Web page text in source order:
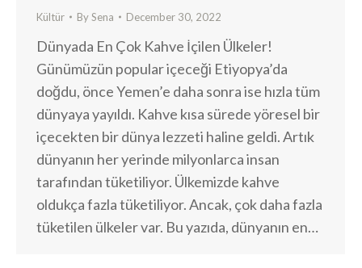
Kültür BySena December 30, 2022
Dünyada En Çok Kahve İçilen Ülkeler!
Günümüzün popular içeceği Etiyopya’da
doğdu, önce Yemen’e daha sonra ise hızla tüm
dünyaya yayıldı. Kahve kısa sürede yöresel bir
içecekten bir dünya lezzeti haline geldi. Artık
dünyanın her yerinde milyonlarca insan
tarafından tüketiliyor. Ülkemizde kahve
oldukça fazla tüketiliyor. Ancak, çok daha fazla
tüketilen ülkeler var. Bu yazıda, dünyanın en…